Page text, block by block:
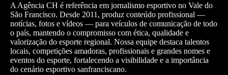
A Agência CH é referência em jornalismo esportivo no Vale do
São Francisco. Desde 2011, produz conteúdo profissional —
notícias, fotos e vídeos — para veículos de comunicação de todo
o país, mantendo o compromisso com ética, qualidade e
valorização do esporte regional. Nossa equipe destaca talentos
locais, competições amadoras, profissionais e grandes nomes e
eventos do esporte, fortalecendo a visibilidade e a importância
do cenário esportivo sanfranciscano.